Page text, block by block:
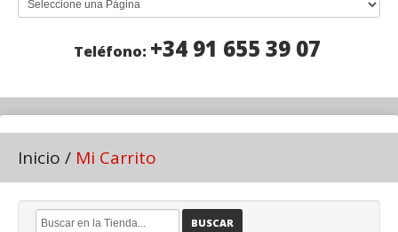
Teléfono: +34 91 655 39 07
Inicio / Mi Carrito
BUSCAR